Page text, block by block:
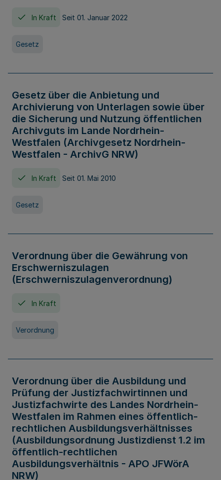
In Kraft Seit 01. Januar 2022
Gesetz
Gesetz über die Anbietung und
Archivierung von Unterlagen sowie über
die Sicherung und Nutzung öffentlichen
Archivguts im Lande Nordrhein-
Westfalen (Archivgesetz Nordrhein-
Westfalen - ArchivG NRW)
In Kraft Seit 01. Mai 2010
Gesetz
Verordnung über die Gewährung von
Erschwerniszulagen
(Erschwerniszulagenverordnung)
In Kraft
Verordnung
Verordnung über die Ausbildung und
Prüfung der Justizfachwirtinnen und
Justizfachwirte des Landes Nordrhein-
Westfalen im Rahmen eines öffentlich-
rechtlichen Ausbildungsverhältnisses
(Ausbildungsordnung Justizdienst 1.2 im
öffentlich-rechtlichen
Ausbildungsverhältnis - APO JFWörA
NRW)